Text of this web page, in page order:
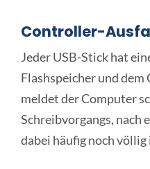
Controller-
Jeder USB-Stick hat
Flashspeicher und
meldet der Computer
Schreibvorgangs, nach
dabei häufig noch völlig